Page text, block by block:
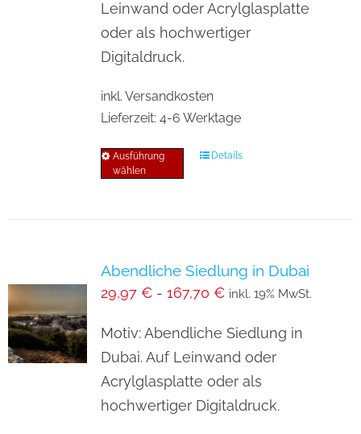
der
Produktseite
Leinwand oder Acrylglasplatte
oder als hochwertiger
Digitaldruck.
inkl. Versandkosten
Lieferzeit: 4-6 Werktage
Ausführung
wählen
Dieses
auf.
Optionen
können
auf
der
Details
Abendliche Siedlung in Dubai
29,97 €- 167,70 € inkl. 19% MwSt.
Motiv: Abendliche Siedlung in
Dubai. Auf Leinwand oder
Acrylglasplatte oder als
hochwertiger Digitaldruck.